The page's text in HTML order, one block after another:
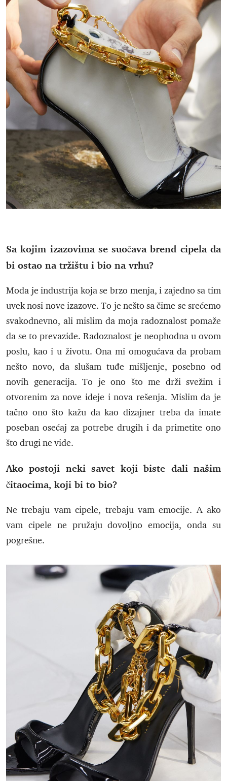
Sa kojim izazovima se suočava brend cipela da
bi ostao na tržištu i bio na vrhu?
Moda je industrija koja se brzo menja, i zajedno sa tim
uvek nosi nove izazove. To je nešto sa čime se srećemo
svakodnevno, ali mislim da moja radoznalost pomaže
da se to prevaziđe. Radoznalost je neophodna u ovom
poslu, kao i u životu. Ona mi omogućava da probam
nešto novo, da slušam tuđe mišljenje, posebno od
novih generacija. To je ono što me drži svežim i
otvorenim za nove ideje i nova rešenja. Mislim da je
tačno ono što kažu da kao dizajner treba da imate
poseban osećaj za potrebe drugih i da primetite ono
što drugi ne vide.
Ako postoji neki savet koji biste dali našim
čitaocima, koji bi to bio?
Ne trebaju vam cipele, trebaju vam emocije. A ako
vam cipele ne pružaju dovoljno emocija, onda su
pogrešne.